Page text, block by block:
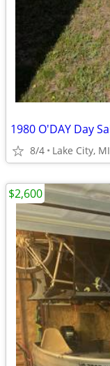
1980 O'DAY Day
8/4 Lake City, MI
$2,600